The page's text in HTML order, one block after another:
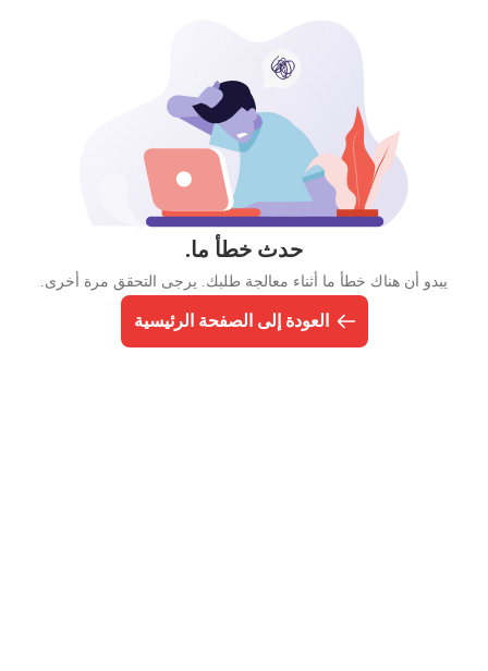
حدث خطأ ما.
يبدو أن هناك خطأ ما أثناء معالجة طلبك. يرجى التحقق مرة أخرى.
العودة إلى الصفحة الرئيسية